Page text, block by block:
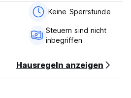
Keine Sperrstunde
Steuern sind nicht
inbegriffen
Hausregeln anzeigen